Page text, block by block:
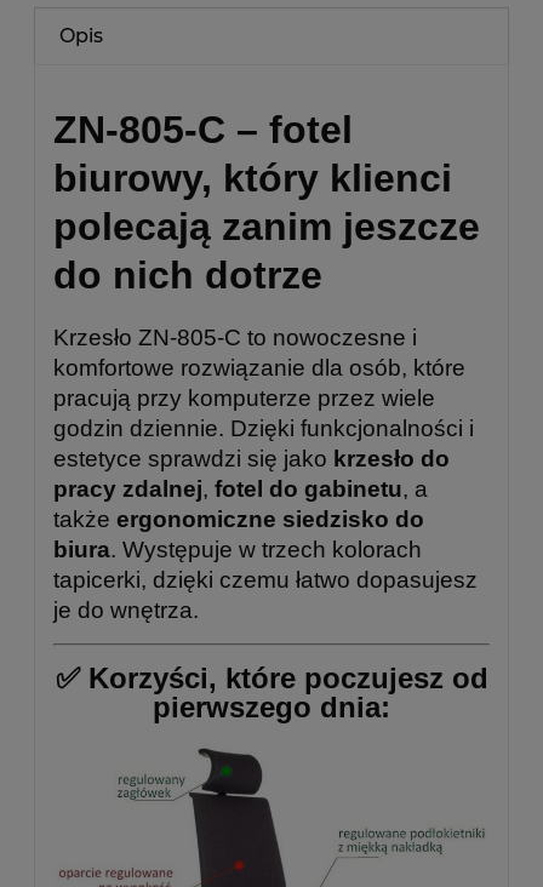
Opis
ZN-805-C – fotel
biurowy, który klienci
polecają zanim jeszcze
do nich dotrze
Krzesło ZN-805-C to nowoczesne i
komfortowe rozwiązanie dla osób, które
pracują przy komputerze przez wiele
godzin dziennie. Dzięki funkcjonalności i
estetyce sprawdzi się jako krzesło do
pracy zdalnej, fotel do gabinetu, a
także ergonomiczne siedzisko do
biura. Występuje w trzech kolorach
tapicerki, dzięki czemu łatwo dopasujesz
je do wnętrza.
✅ Korzyści, które poczujesz od
pierwszego dnia: